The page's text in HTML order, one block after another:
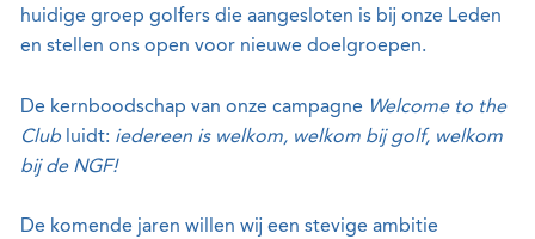
huidige groep golfers die aangesloten is bij onze Leden
en stellen ons open voor nieuwe doelgroepen.
De kernboodschap van onze campagne Welcome to the
Club luidt: iedereen is welkom, welkom bij golf, welkom
bij de NGF!
De komende jaren willen wij een stevige ambitie